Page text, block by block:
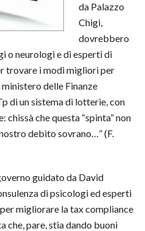
da Palazzo
Chigi,
dovrebbero
o neurologi e di esperti di
trovare i modi migliori per
delle Finanze
di un sistema di lotterie, con
che questa “spinta” non
debito sovrano…” (F.
guidato da David
di psicologi ed esperti
migliorare la tax compliance
che, pare, stia dando buoni